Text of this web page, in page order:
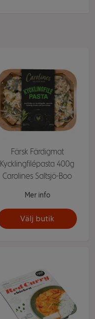
Färsk Färdigmat
Kycklingfilépasta 400g
Carolines Saltsjö-Boo
Mer info
Välj butik